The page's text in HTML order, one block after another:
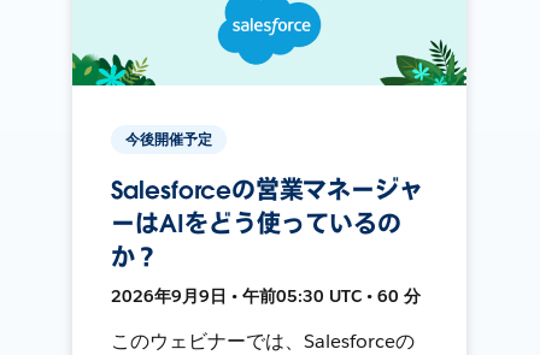
今後開催予定
Salesforceの営業マネージャ
ーはAIをどう使っているの
か？
2026年9月9日 • 午前05:30 UTC • 60 分
このウェビナーでは、Salesforceの